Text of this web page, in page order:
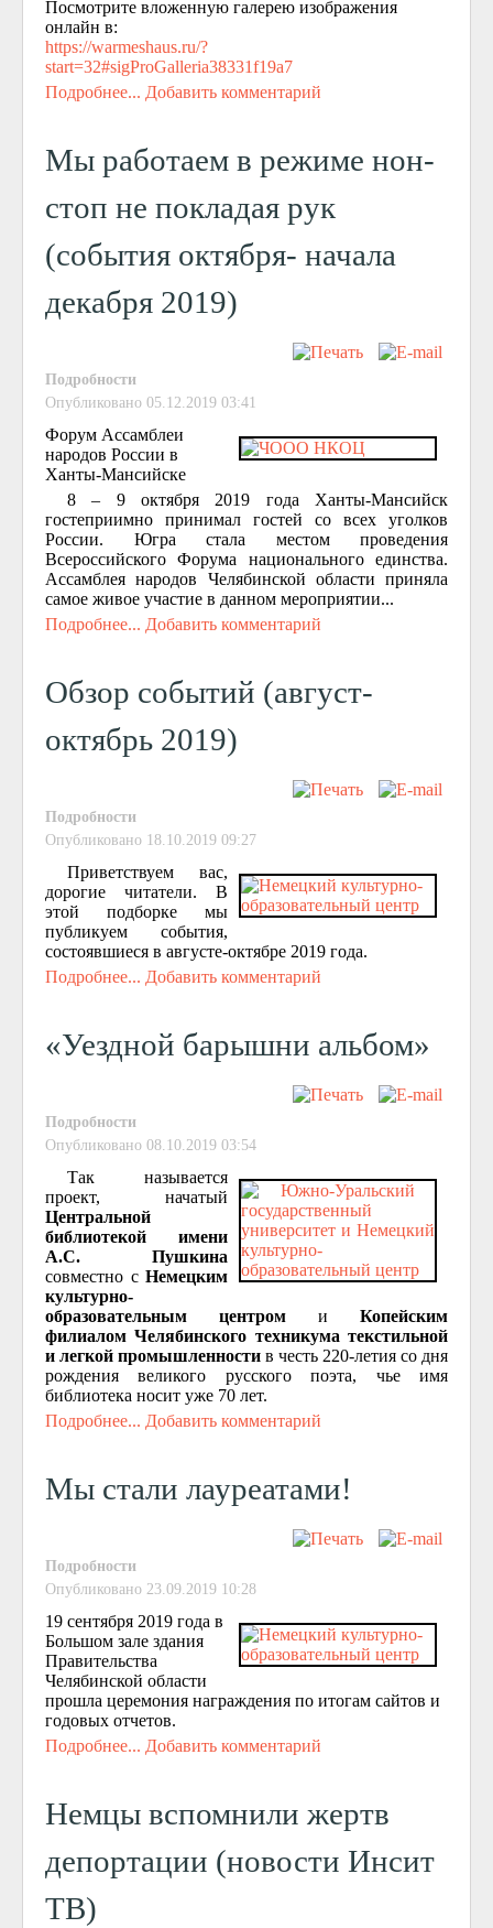
Посмотрите вложенную галерею изображения
онлайн в:
https://warmeshaus.ru/?
start=32#sigProGalleria38331f19a7
Подробнее... Добавить комментарий
Мы работаем в режиме нон-
стоп не покладая рук
(события октября- начала
декабря 2019)
Подробности
Опубликовано 05.12.2019 03:41
Форум Ассамблеи
народов России в
Ханты-Мансийске
8 – 9 октября 2019 года Ханты-Мансийск
гостеприимно принимал гостей со всех уголков
России. Югра стала местом проведения
Всероссийского Форума национального единства.
Ассамблея народов Челябинской области приняла
самое живое участие в данном мероприятии...
Подробнее... Добавить комментарий
Обзор событий (август-
октябрь 2019)
Подробности
Опубликовано 18.10.2019 09:27
Приветствуем вас,
дорогие читатели. В
этой подборке мы
публикуем события,
состоявшиеся в августе-октябре 2019 года.
Подробнее... Добавить комментарий
«Уездной барышни альбом»
Подробности
Опубликовано 08.10.2019 03:54
Так называется
проект, начатый
Центральной
библиотекой имени
А.С. Пушкина
совместно с Немецким
культурно-
образовательным центром и Копейским
филиалом Челябинского техникума текстильной
и легкой промышленности в честь 220-летия со дня
рождения великого русского поэта, чье имя
библиотека носит уже 70 лет.
Подробнее... Добавить комментарий
Мы стали лауреатами!
Подробности
Опубликовано 23.09.2019 10:28
19 сентября 2019 года в
Большом зале здания
Правительства
Челябинской области
прошла церемония награждения по итогам сайтов и
годовых отчетов.
Подробнее... Добавить комментарий
Немцы вспомнили жертв
депортации (новости Инсит
ТВ)